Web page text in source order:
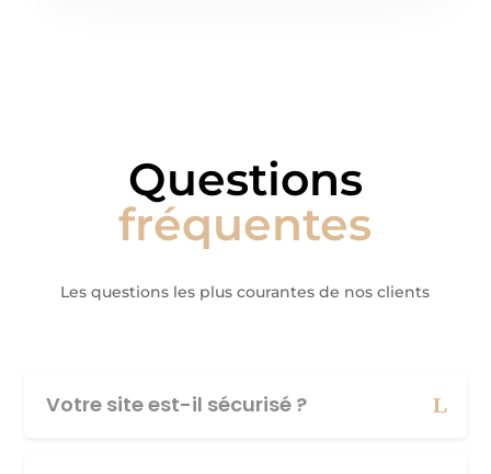
Questions
fréquentes
Les questions les plus courantes de nos clients
Votre site est-il sécurisé ?